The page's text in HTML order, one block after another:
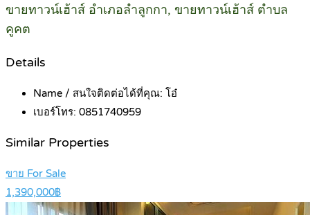
ขายทาวน์เฮ้าส์ อำเภอลำลูกกา, ขายทาวน์เฮ้าส์ ตำบล
คูคต
Details
Name / สนใจติดต่อได้ที่คุณ: โอ๋
เบอร์โทร: 0851740959
Similar Properties
ขาย For Sale
1,390,000฿